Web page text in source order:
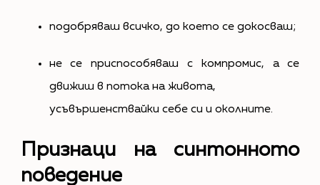
подобряваш всичко, до което се докосваш;
не се приспособяваш с компромис, а се
движиш в потока на живота,
усъвършенствайки себе си и околните.
Признаци на синтонното
поведение